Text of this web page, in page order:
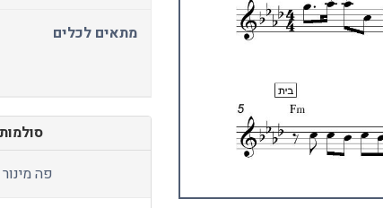
מתאים לכלים
פה